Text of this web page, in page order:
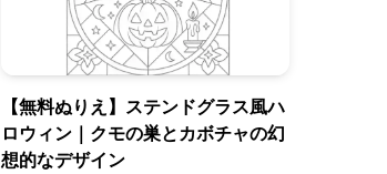
【無料ぬりえ】ステンドグラス風ハ
ロウィン｜クモの巣とカボチャの幻
想的なデザイン